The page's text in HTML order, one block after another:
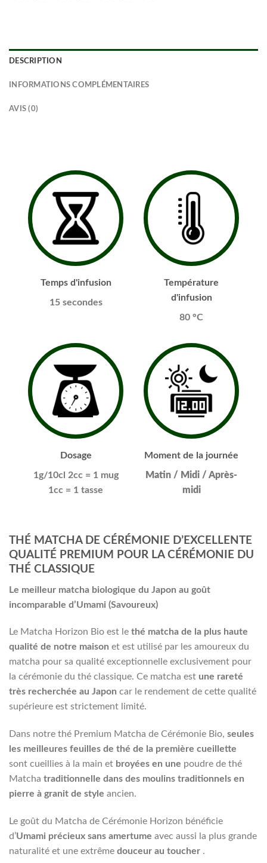
DESCRIPTION
INFORMATIONS COMPLÉMENTAIRES
AVIS (0)
Temps d'infusion
15 secondes
Température
d'infusion
80 °C
Dosage
1g/10cl 2cc = 1 mug
1cc = 1 tasse
Moment de la journée
Matin / Midi / Après-
midi
THÉ MATCHA DE CÉRÉMONIE D’EXCELLENTE
QUALITÉ PREMIUM POUR LA CÉRÉMONIE DU
THÉ CLASSIQUE
Le meilleur matcha biologique du Japon au goût
incomparable d’Umami (Savoureux)
Le Matcha Horizon Bio est le thé matcha de la plus haute
qualité de notre maison et est utilisé par les amoureux du
matcha pour sa qualité exceptionnelle exclusivement pour
la cérémonie du thé classique. Ce matcha est une rareté
très recherchée au Japon car le rendement de cette qualité
supérieure est strictement limité.
Dans notre thé Premium Matcha de Cérémonie Bio, seules
les meilleures feuilles de thé de la première cueillette
sont cueillies à la main et broyées en une poudre de thé
Matcha traditionnelle dans des moulins traditionnels en
pierre à granit de style ancien.
Le goût du Matcha de Cérémonie Horizon bénéficie
d’Umami précieux sans amertume avec aussi la plus grande
naturalité et une extrême douceur au toucher .